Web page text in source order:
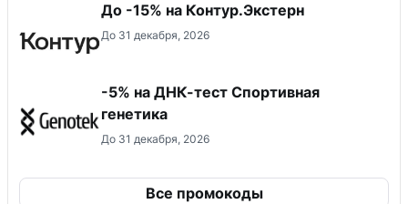
До -15% на Контур.Экстерн
До 31 декабря, 2026
-5% на ДНК-тест Спортивная
генетика
До 31 декабря, 2026
Все промокоды